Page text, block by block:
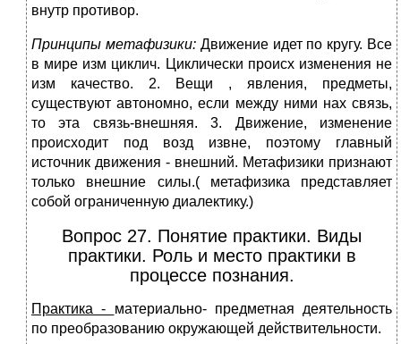
внутр противор.
Принципы метафизики:Движение идет по кругу. Все
в мире изм циклич. Циклически происх изменения не
изм качество. 2. Вещи , явления, предметы,
существуют автономно, если между ними нах связь,
то эта связь-внешняя. 3. Движение, изменение
происходит под возд извне, поэтому главный
источник движения - внешний. Метафизики признают
только внешние силы.( метафизика представляет
собой ограниченную диалектику.)
Вопрос 27. Понятие практики. Виды
практики. Роль и место практики в
процессе познания.
Практика - материально- предметная деятельность
по преобразованию окружающей действительности.